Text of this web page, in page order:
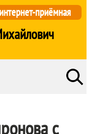
интернет-приёмная
с